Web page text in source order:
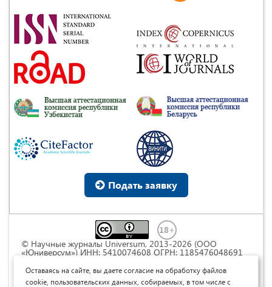
Подать заявку
© Научные журналы Universum, 2013-2026 (ООО
«Юниверсум») ИНН: 5410074608 ОГРН: 1185476048691
Commons « Attribution» («Атрибуция») 4.0
Непортированная
Оставаясь на сайте, вы даете согласие на обработку файлов
cookie, пользовательских данных, собираемых, в том числе с